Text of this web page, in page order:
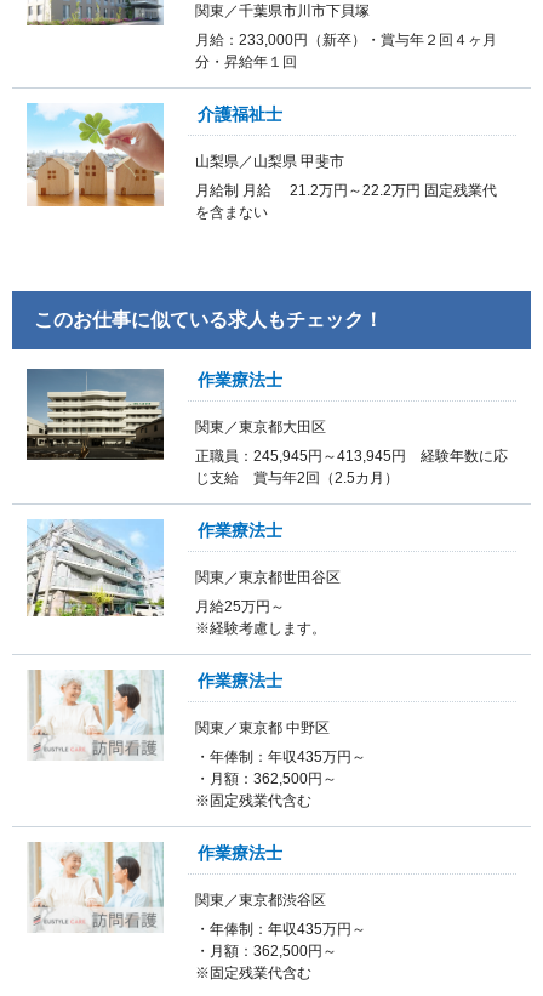
関東／千葉県市川市下貝塚
月給：233,000円（新卒）・賞与年２回４ヶ月
分・昇給年１回
介護福祉士
山梨県／山梨県 甲斐市
月給制 月給 21.2万円～22.2万円 固定残業代
を含まない
このお仕事に似ている求人もチェック！
作業療法士
関東／東京都大田区
正職員：245,945円～413,945円 経験年数に応
じ支給 賞与年2回（2.5カ月）
作業療法士
関東／東京都世田谷区
月給25万円～
※経験考慮します。
作業療法士
関東／東京都 中野区
・年俸制：年収435万円～
・月額：362,500円～
※固定残業代含む
作業療法士
関東／東京都渋谷区
・年俸制：年収435万円～
・月額：362,500円～
※固定残業代含む